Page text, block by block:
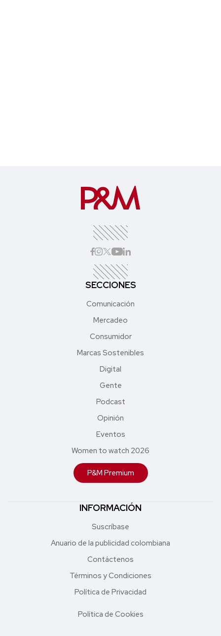
SECCIONES
Comunicación
Mercadeo
Consumidor
Marcas Sostenibles
Digital
Gente
Podcast
Opinión
Eventos
Women to watch 2026
P&M Premium
INFORMACIÓN
Suscríbase
Anuario de la publicidad colombiana
Contáctenos
Términos y Condiciones
Política de Privacidad
Política de Cookies